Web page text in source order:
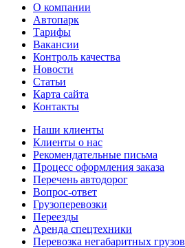
О компании
Автопарк
Тарифы
Вакансии
Контроль качества
Новости
Статьи
Карта сайта
Контакты
Наши клиенты
Клиенты о нас
Рекомендательные письма
Процесс оформления заказа
Перечень автодорог
Вопрос-ответ
Грузоперевозки
Переезды
Аренда спецтехники
Перевозка негабаритных грузов